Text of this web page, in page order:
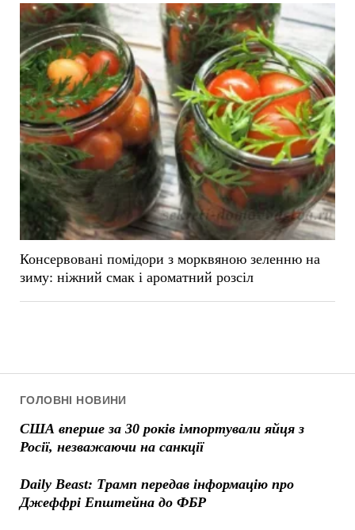
ГОЛОВНІ НОВИНИ
США вперше за 30 років імпортували яйця з
Росії, незважаючи на санкції
Daily Beast: Трамп передав інформацію про
Джеффрі Епштейна до ФБР
Консервовані помідори з морквяною зеленню на
зиму: ніжний смак і ароматний розсіл